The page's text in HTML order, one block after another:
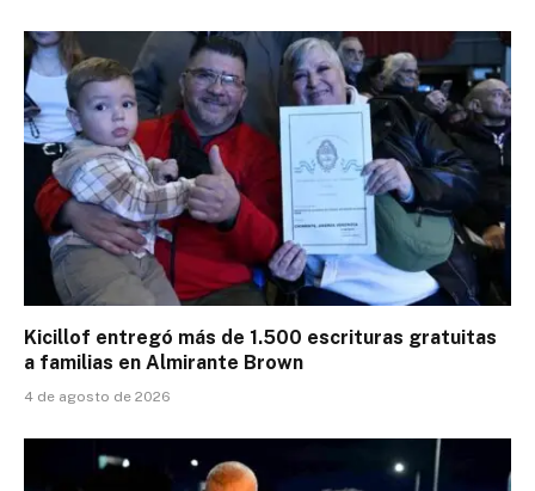
Kicillof entregó más de 1.500 escrituras gratuitas
a familias en Almirante Brown
4 de agosto de 2026